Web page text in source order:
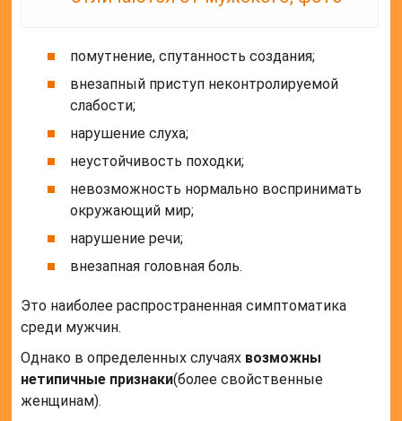
помутнение, спутанность создания;
внезапный приступ неконтролируемой
слабости;
нарушение слуха;
неустойчивость походки;
невозможность нормально воспринимать
окружающий мир;
нарушение речи;
внезапная головная боль.
Это наиболее распространенная симптоматика
среди мужчин.
Однако в определенных случаях возможны
нетипичные признаки(более свойственные
женщинам).